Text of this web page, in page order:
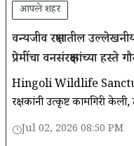
आपले शहर
वन्यजीव रक्षणातील
प्रेमींचा वनसंरक्षकांच्या हस्ते
Hingoli Wildlife
रक्षकांनी उत्कृष्ट कामगिरी
प्रेमी पुढाकार घेऊन संरक्षणासाठी
Jul 02, 2026 08:50 PM